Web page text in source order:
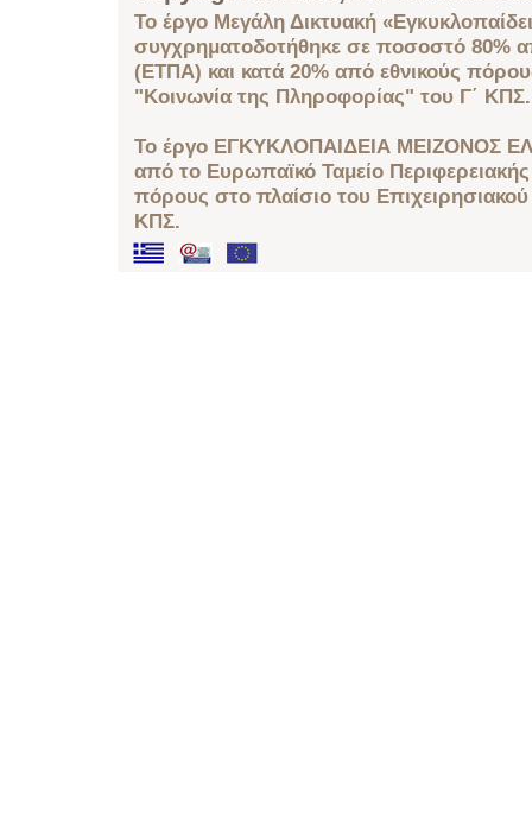
Το έργο Μεγάλη Δικτυακή
συγχρηματοδοτήθηκε σε ποσοστό 80%
(ΕΤΠΑ) και κατά 20% από εθνικούς
"Κοινωνία της Πληροφορίας" του Γ΄ ΚΠΣ.
Το έργο ΕΓΚΥΚΛΟΠΑΙΔΕΙΑ ΜΕΙΖΟΝΟΣ
από το Ευρωπαϊκό Ταμείο
πόρους στο πλαίσιο του
ΚΠΣ.